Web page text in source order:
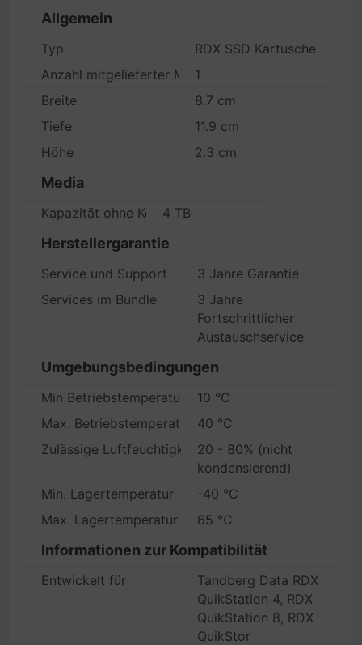
Allgemein
Typ
RDX SSD Kartusche
Anzahl mitgelieferter Medien
1
Breite
8.7 cm
Tiefe
11.9 cm
Höhe
2.3 cm
Media
Kapazität ohne Komprimierung
4 TB
Herstellergarantie
Service und Support
3 Jahre Garantie
Services im Bundle
3 Jahre
Fortschrittlicher
Austauschservice
Umgebungsbedingungen
Min Betriebstemperatur
10 °C
Max. Betriebstemperatur
40 °C
Zulässige Luftfeuchtigkeit im Betrieb
20 - 80% (nicht
kondensierend)
Min. Lagertemperatur
-40 °C
Max. Lagertemperatur
65 °C
Informationen zur Kompatibilität
Entwickelt für
Tandberg Data RDX
QuikStation 4, RDX
QuikStation 8, RDX
QuikStor